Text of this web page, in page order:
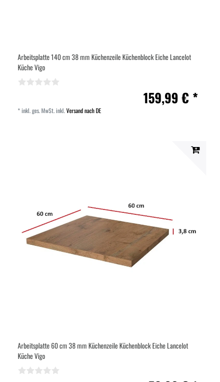
Arbeitsplatte 140 cm 38 mm Küchenzeile Küchenblock Eiche Lancelot
Küche Vigo
159,99 € *
*inkl. ges. MwSt.inkl.Versand nach DE
Arbeitsplatte 60 cm 38 mm Küchenzeile Küchenblock Eiche Lancelot
Küche Vigo